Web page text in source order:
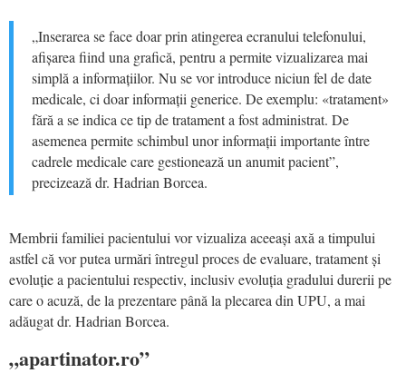
„Inserarea se face doar prin atingerea ecranului telefonului,
afișarea fiind una grafică, pentru a permite vizualizarea mai
simplă a informațiilor. Nu se vor introduce niciun fel de date
medicale, ci doar informații generice. De exemplu: «tratament»
fără a se indica ce tip de tratament a fost administrat. De
asemenea permite schimbul unor informații importante între
cadrele medicale care gestionează un anumit pacient”,
precizează dr. Hadrian Borcea.
Membrii familiei pacientului vor vizualiza aceeași axă a timpului
astfel că vor putea urmări întregul proces de evaluare, tratament și
evoluție a pacientului respectiv, inclusiv evoluția gradului durerii pe
care o acuză, de la prezentare până la plecarea din UPU, a mai
adăugat dr. Hadrian Borcea.
„apartinator.ro”